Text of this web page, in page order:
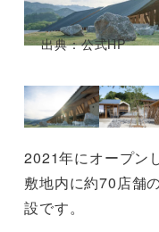
出典：公式HP
2021年にオープン
敷地内に約70店舗
設です。